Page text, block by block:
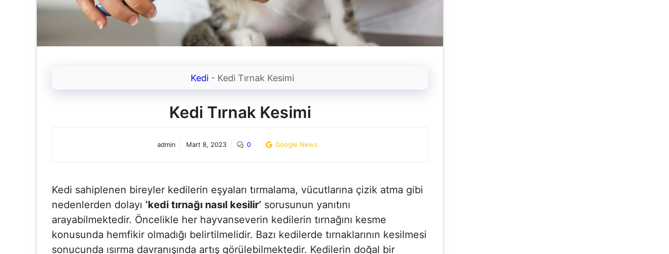
Kedi - Kedi Tırnak Kesimi
Kedi Tırnak Kesimi
admin Mart 8, 2023 0 Google News
Kedi sahiplenen bireyler kedilerin eşyaları tırmalama, vücutlarına çizik atma gibi
nedenlerden dolayı ‘kedi tırnağı nasıl kesilir’ sorusunun yanıtını
arayabilmektedir. Öncelikle her hayvanseverin kedilerin tırnağını kesme
konusunda hemfikir olmadığı belirtilmelidir. Bazı kedilerde tırnaklarının kesilmesi
sonucunda ısırma davranışında artış görülebilmektedir. Kedilerin doğal bir